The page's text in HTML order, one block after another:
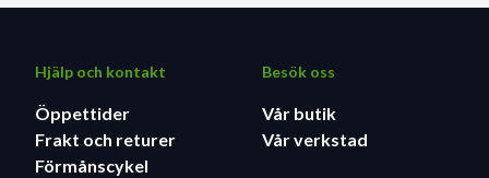
Hjälp och kontakt
Öppettider
Frakt och returer
Förmånscykel
Besök oss
Vår butik
Vår verkstad